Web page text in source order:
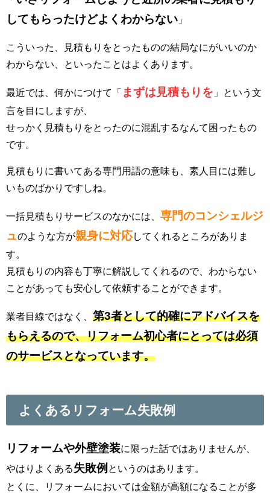
してもらったけどよくわからない 」
こういった、見積もりをとったものの結局なにがいいのか
わからない、といったことはよくあります。
最近では、何かにつけて「 まずは見積もりを 」という文
言を目にしますが、
せっかく見積もりをとったのに混乱するなんて困ったもの
です。
見積もりに書いてある専門用語の意味も、素人目には難し
いものばかりですしね。
一括見積もりサービスのなかには、 専門のコンシェルジ
ュのような方が親身に対応してくれるところがありま
す。
見積もりの内容も丁寧に解説してくれるので、わからない
ことがあっても安心して依頼することができます。
業者目線ではなく、 第3者として的確にアドバイスを
もらえるので、リフォーム初心者にとっては必須
のサービスとなっています。
よくあるリフォーム失敗例
リフォームや外壁塗装に限った話ではありませんが、
やはりよくある失敗例 というのはあります。
とくに、リフォームにおいては金額が高額になることが多